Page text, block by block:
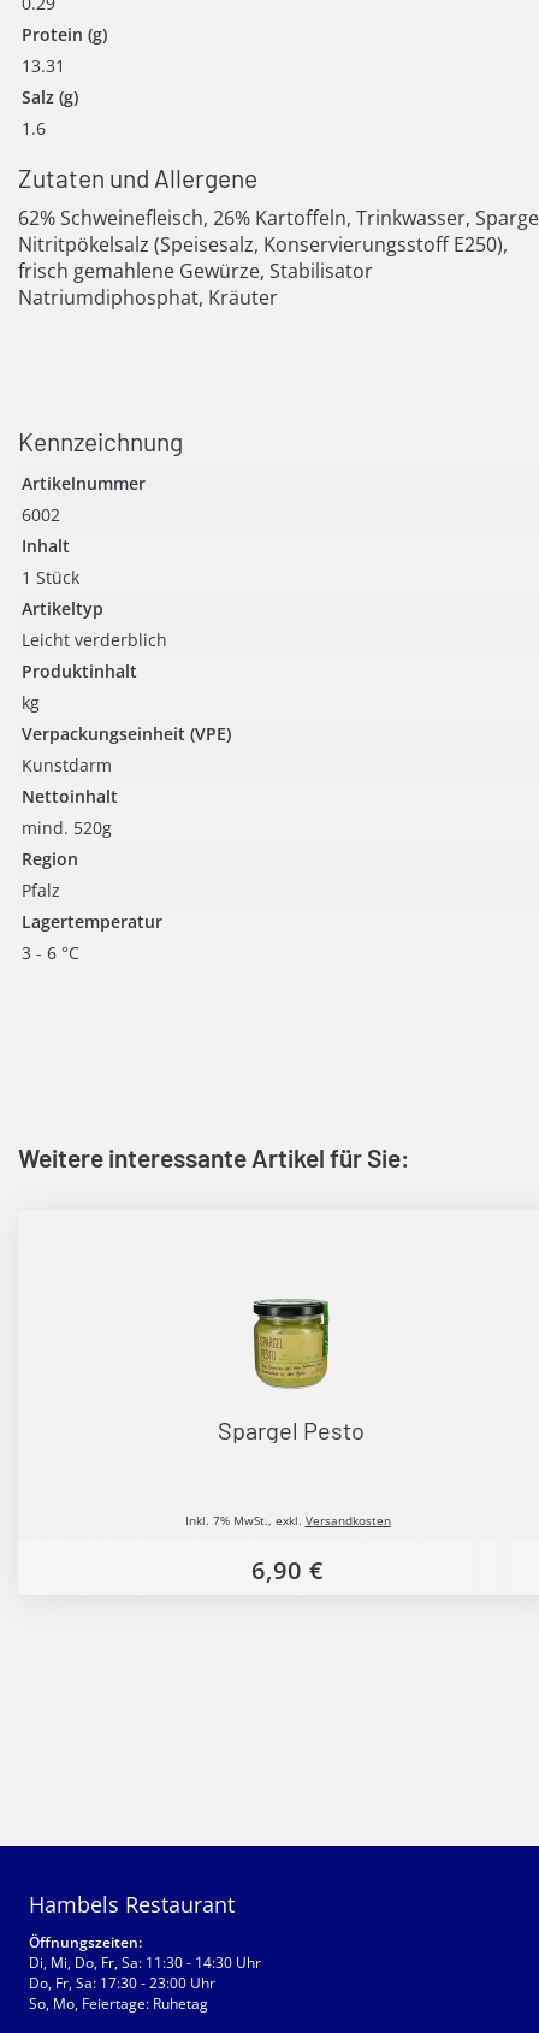
Protein (g)
13.31
Salz (g)
1.6
Zutaten und Allergene
62% Schweinefleisch, 26% Kartoffeln, Trinkwasser,
Nitritpökelsalz (Speisesalz, Konservierungsstoff E250),
frisch gemahlene Gewürze, Stabilisator
Natriumdiphosphat, Kräuter
Kennzeichnung
Artikelnummer
6002
Inhalt
1 Stück
Artikeltyp
Leicht verderblich
Produktinhalt
kg
Verpackungseinheit (VPE)
Kunstdarm
Nettoinhalt
mind. 520g
Region
Pfalz
Lagertemperatur
3 - 6 °C
Weitere interessante Artikel für Sie:
Spargel Pesto
6,90 €
Inkl. 7% MwSt. exkl. Versandkosten
Hambels Restaurant
Öffnungszeiten:
Di, Mi, Do, Fr, Sa: 11:30 - 14:30 Uhr
Do, Fr, Sa: 17:30 - 23:00 Uhr
So, Mo, Feiertage: Ruhetag